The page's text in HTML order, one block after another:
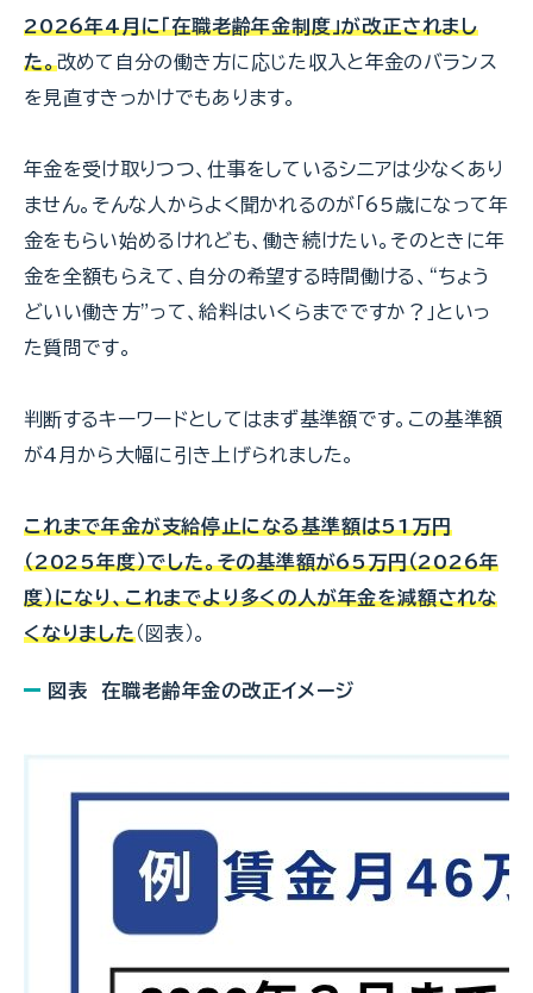
2026年4月に「在職老齢年金制度」が改正されまし
た。改めて自分の働き方に応じた収入と年金のバランス
を見直すきっかけでもあります。
年金を受け取りつつ、仕事をしているシニアは少なくあり
ません。そんな人からよく聞かれるのが「65歳になって年
金をもらい始めるけれども、働き続けたい。そのときに年
金を全額もらえて、自分の希望する時間働ける、“ちょう
どいい働き方”って、給料はいくらまでですか？」といっ
た質問です。
判断するキーワードとしてはまず基準額です。この基準額
が4月から大幅に引き上げられました。
これまで年金が支給停止になる基準額は51万円
（2025年度）でした。その基準額が65万円（2026年
度）になり、これまでより多くの人が年金を減額されな
くなりました（図表）。
図表 在職老齢年金の改正イメージ